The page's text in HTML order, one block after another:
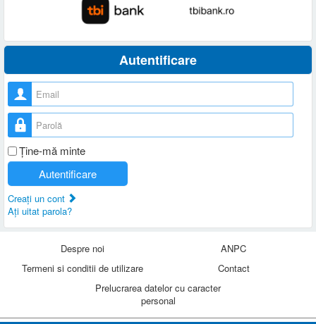
Autentificare
Nume utilizator
Parolă
Ţine-mă minte
Autentificare
Creaţi un cont
Aţi uitat parola?
Despre noi
ANPC
Termeni si conditii de utilizare
Contact
Prelucrarea datelor cu caracter
personal